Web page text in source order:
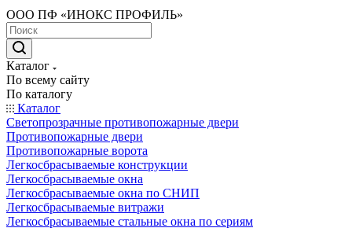
ООО ПФ «ИНОКС ПРОФИЛЬ»
Каталог
По всему сайту
По каталогу
Каталог
Светопрозрачные противопожарные двери
Противопожарные двери
Противопожарные ворота
Легкосбрасываемые конструкции
Легкосбрасываемые окна
Легкосбрасываемые окна по СНИП
Легкосбрасываемые витражи
Легкосбрасываемые стальные окна по сериям